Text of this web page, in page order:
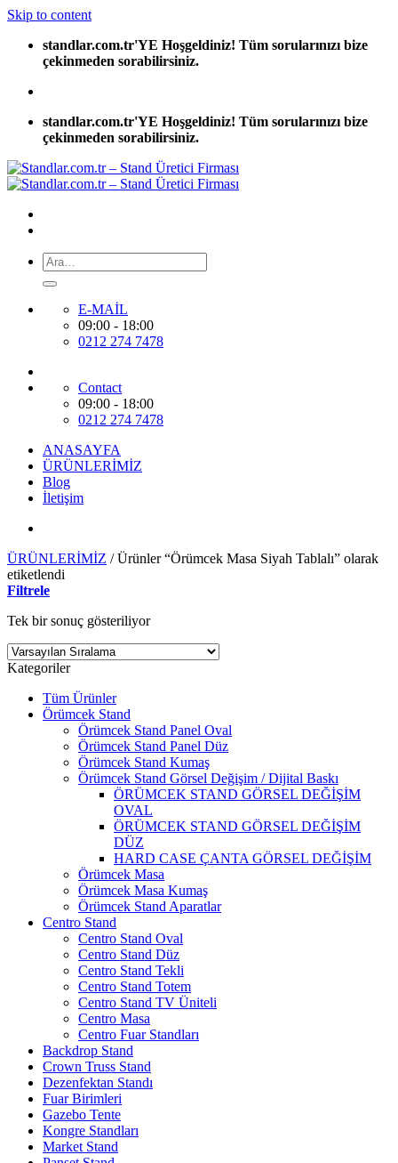
Skip to content
standlar.com.tr'YE Hoşgeldiniz! Tüm sorularınızı bize
çekinmeden sorabilirsiniz.
standlar.com.tr'YE Hoşgeldiniz! Tüm sorularınızı bize
çekinmeden sorabilirsiniz.
E-MAİL
09:00 - 18:00
0212 274 7478
Contact
09:00 - 18:00
0212 274 7478
ANASAYFA
ÜRÜNLERİMİZ
Blog
İletişim
ÜRÜNLERİMİZ /Ürünler “Örümcek Masa Siyah Tablalı” olarak
etiketlendi
Filtrele
Tek bir sonuç gösteriliyor
Kategoriler
Tüm Ürünler
Örümcek Stand
Örümcek Stand Panel Oval
Örümcek Stand Panel Düz
Örümcek Stand Kumaş
Örümcek Stand Görsel Değişim / Dijital Baskı
ÖRÜMCEK STAND GÖRSEL DEĞİŞİM
OVAL
ÖRÜMCEK STAND GÖRSEL DEĞİŞİM
DÜZ
HARD CASE ÇANTA GÖRSEL DEĞİŞİM
Örümcek Masa
Örümcek Masa Kumaş
Örümcek Stand Aparatlar
Centro Stand
Centro Stand Oval
Centro Stand Düz
Centro Stand Tekli
Centro Stand Totem
Centro Stand TV Üniteli
Centro Masa
Centro Fuar Standları
Backdrop Stand
Crown Truss Stand
Dezenfektan Standı
Fuar Birimleri
Gazebo Tente
Kongre Standları
Market Stand